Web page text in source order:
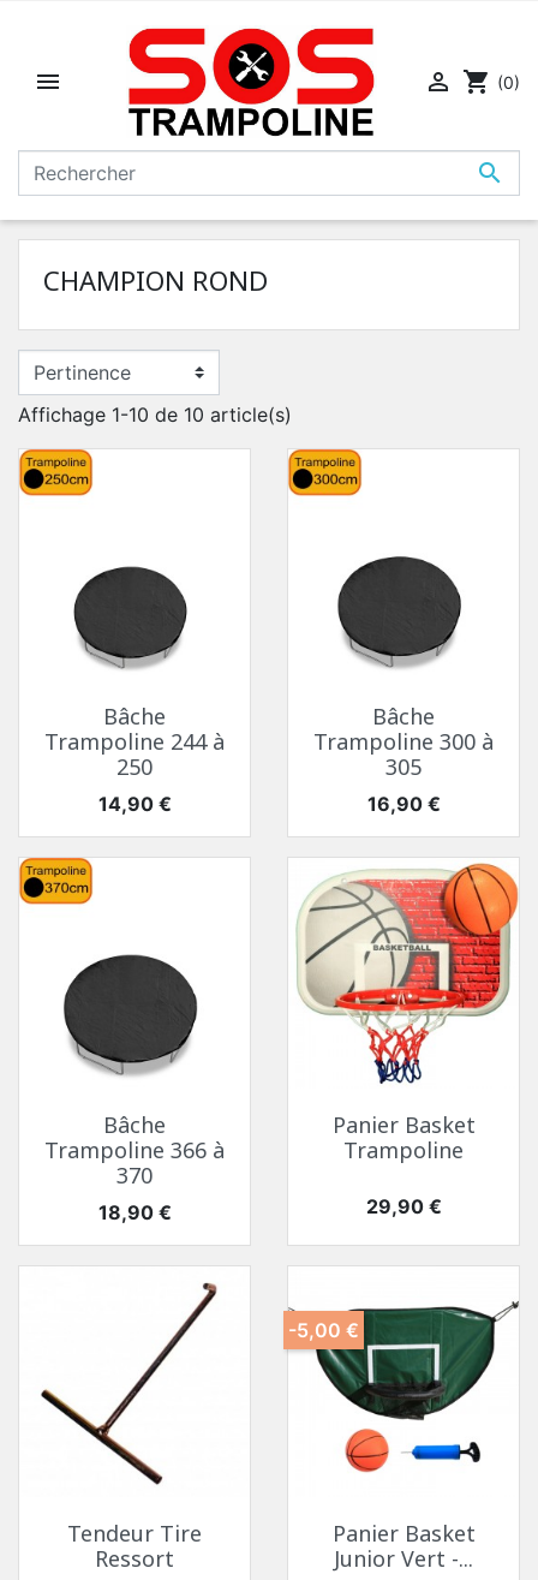


 shopping_cart (0)
CHAMPION ROND
Affichage 1-10 de 10 article(s)
Bâche
Trampoline 244 à
250
Prix
14,90 €
Bâche
Trampoline 300 à
305
Prix
16,90 €
Bâche
Trampoline 366 à
370
Prix
18,90 €
Panier Basket
Trampoline
Prix
29,90 €
Tendeur Tire
Ressort
Panier Basket
Junior Vert -...
-5,00 €